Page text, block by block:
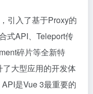
引入了基于Proxy的
式API、Teleport传
碎片等全新特
大型应用的开发体
是Vue 3最重要的